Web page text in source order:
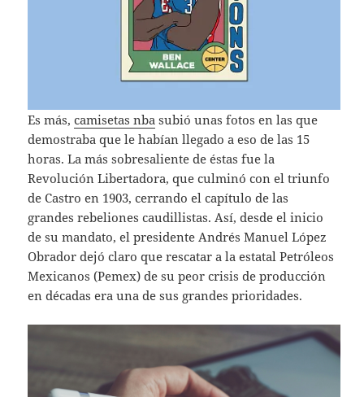
Es más,camisetas nba subió unas fotos en las que
demostraba que le habían llegado a eso de las 15
horas. La más sobresaliente de éstas fue la
Revolución Libertadora, que culminó con el triunfo
de Castro en 1903, cerrando el capítulo de las
grandes rebeliones caudillistas. Así, desde el inicio
de su mandato, el presidente Andrés Manuel López
Obrador dejó claro que rescatar a la estatal Petróleos
Mexicanos (Pemex) de su peor crisis de producción
en décadas era una de sus grandes prioridades.